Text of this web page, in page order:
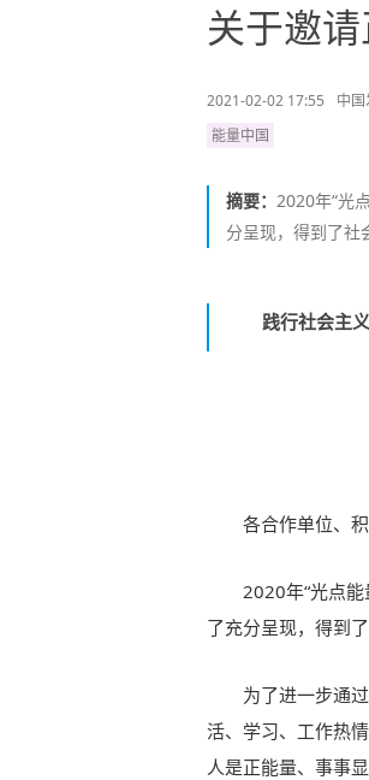
关于邀
2021-02-02 17:55
中
能量中国
摘要： 2020年“光
分呈现，得到了社
践行社会主
各合作单位、
2020年“光点
了充分呈现，得到
为了进一步通
活、学习、工作热
人是正能量、事事